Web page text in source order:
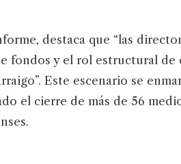
destaca que “las
fondos y el rol estructural de
Este escenario se
el cierre de más de 56